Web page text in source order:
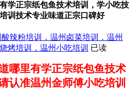
学正宗纸包鱼技术培训，学小吃技
训技术专业味道正宗口碑好
辣粉培训，温州卤菜培训，温州
烤培训，温州小吃培训 已读
哪里有学正宗纸包鱼技术
认准温州金师傅小吃培训